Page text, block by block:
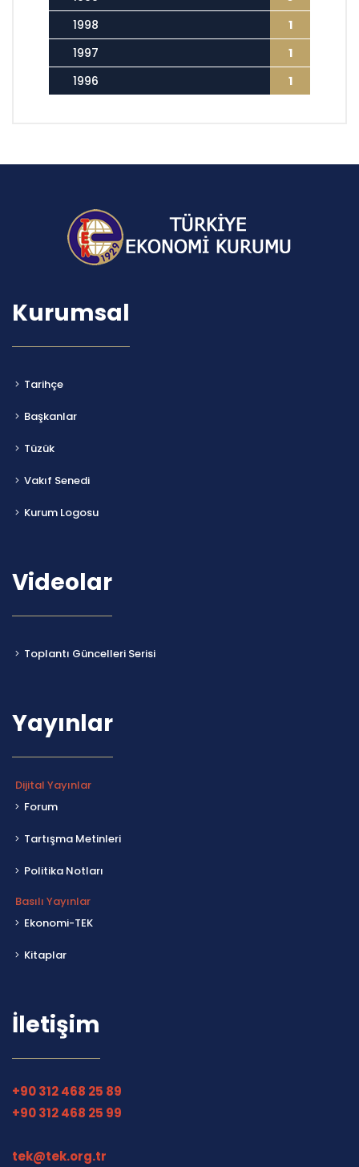
1998
1
1997
1
1996
1
Kurumsal
Tarihçe
Başkanlar
Tüzük
Vakıf Senedi
Kurum Logosu
Videolar
Toplantı Güncelleri Serisi
Yayınlar
Dijital Yayınlar
Forum
Tartışma Metinleri
Politika Notları
Basılı Yayınlar
Ekonomi-TEK
Kitaplar
İletişim
+90 312 468 25 89
+90 312 468 25 99
tek@tek.org.tr